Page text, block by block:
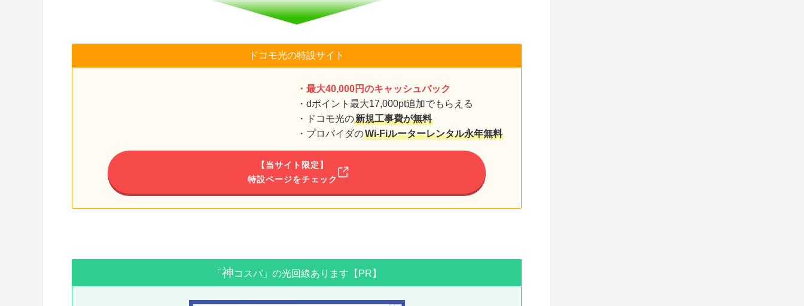
ドコモ光の特設サイト
・最大40,000円のキャッシュバック
・dポイント最大17,000pt追加でもらえる
・ドコモ光の新規工事費が無料
・プロバイダのWi-Fiルーターレンタル永年無料
【当サイト限定】
特設ページをチェック
「 神コスパ」の光回線あります【PR】